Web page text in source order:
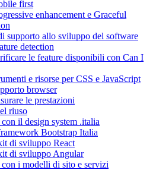
first
enhancement e Graceful
supporto allo sviluppo del software
detection
le feature disponibili con Can I
e risorse per CSS e JavaScript
browser
le prestazioni
riuso
il design system .italia
Bootstrap Italia
di sviluppo React
di sviluppo Angular
i modelli di sito e servizi